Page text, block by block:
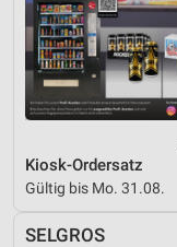
Kiosk-Ordersatz
Gültig bis Mo. 31.08.
SELGROS